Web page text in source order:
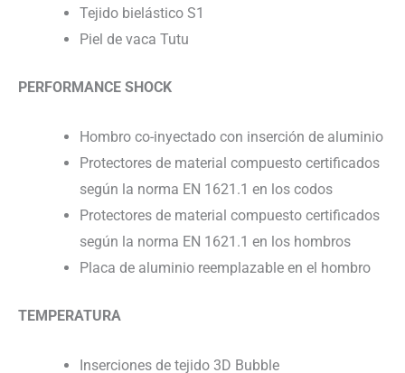
Tejido bielástico S1
Piel de vaca Tutu
PERFORMANCE SHOCK
Hombro co-inyectado con inserción de aluminio
Protectores de material compuesto certificados
según la norma EN 1621.1 en los codos
Protectores de material compuesto certificados
según la norma EN 1621.1 en los hombros
Placa de aluminio reemplazable en el hombro
TEMPERATURA
Inserciones de tejido 3D Bubble